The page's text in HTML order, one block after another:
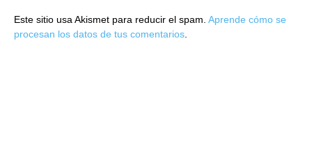
Este sitio usa Akismet para reducir el spam. Aprende cómo se
procesan los datos de tus comentarios